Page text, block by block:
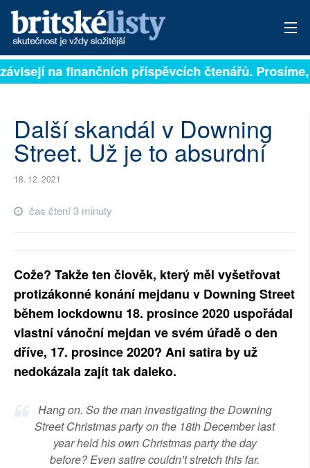
PŘIHLÁSIT
ARCHIV
PŘÍSPĚVKY NA PROVOZ
SOCIÁLNÍ SÍTĚ
RUBRIKY
na finančních příspěvcích čtenářů. Prosíme,
Další skandál v Downing
Street. Už je to absurdní
18. 12. 2021
čas čtení 3 minuty
Cože? Takže ten člověk, který měl vyšetřovat
protizákonné konání mejdanu v Downing Street
během lockdownu 18. prosince 2020 uspořádal
vlastní vánoční mejdan ve svém úřadě o den
dříve, 17. prosince 2020? Ani satira by už
nedokázala zajít tak daleko.
Hang on. So the man investigating the Downing
Street Christmas party on the 18th December last
year held his own Christmas party the day
before? Even satire couldn’t stretch this far.